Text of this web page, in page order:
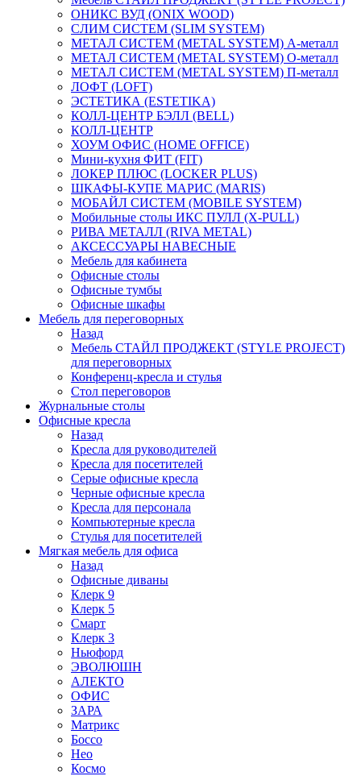
ОНИКС ВУД (ONIX WOOD)
СЛИМ СИСТЕМ (SLIM SYSTEM)
МЕТАЛ СИСТЕМ (METAL SYSTEM) А-металл
МЕТАЛ СИСТЕМ (METAL SYSTEM) О-металл
МЕТАЛ СИСТЕМ (METAL SYSTEM) П-металл
ЛОФТ (LOFT)
ЭСТЕТИКА (ESTETIKA)
КОЛЛ-ЦЕНТР БЭЛЛ (BELL)
КОЛЛ-ЦЕНТР
ХОУМ ОФИС (HOME OFFICE)
Мини-кухня ФИТ (FIT)
ЛОКЕР ПЛЮС (LOCKER PLUS)
ШКАФЫ-КУПЕ МАРИС (MARIS)
МОБАЙЛ СИСТЕМ (MOBILE SYSTEM)
Мобильные столы ИКС ПУЛЛ (X-PULL)
РИВА МЕТАЛЛ (RIVA METAL)
АКСЕССУАРЫ НАВЕСНЫЕ
Мебель для кабинета
Офисные столы
Офисные тумбы
Офисные шкафы
Мебель для переговорных
Назад
Мебель СТАЙЛ ПРОДЖЕКТ (STYLE PROJECT)
для переговорных
Конференц-кресла и стулья
Стол переговоров
Журнальные столы
Офисные кресла
Назад
Кресла для руководителей
Кресла для посетителей
Серые офисные кресла
Черные офисные кресла
Кресла для персонала
Компьютерные кресла
Стулья для посетителей
Мягкая мебель для офиса
Назад
Офисные диваны
Клерк 9
Клерк 5
Смарт
Клерк 3
Ньюфорд
ЭВОЛЮШН
АЛЕКТО
ОФИС
ЗАРА
Матрикс
Боссо
Нео
Космо